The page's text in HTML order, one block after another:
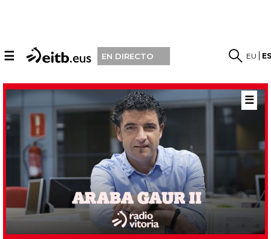
☰ EN DIRECTO EU
☰